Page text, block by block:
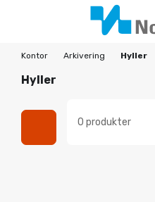
Kontor Arkivering Hyller
Hyller
0 produkter